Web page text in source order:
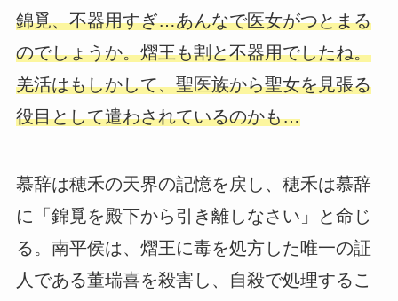
錦覓、不器用すぎ…あんなで医女がつとまる
のでしょうか。熠王も割と不器用でしたね。
羌活はもしかして、聖医族から聖女を見張る
役目として遣わされているのかも…
慕辞は穂禾の天界の記憶を戻し、穂禾は慕辞
に「錦覓を殿下から引き離しなさい」と命じ
る。南平侯は、熠王に毒を処方した唯一の証
人である董瑞喜を殺害し、自殺で処理するこ